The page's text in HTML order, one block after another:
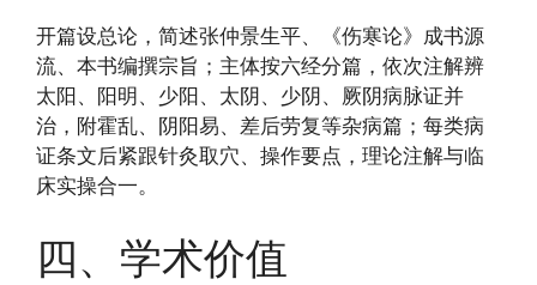
开篇设总论，简述张仲景生平、《伤寒论》成书源
流、本书编撰宗旨；主体按六经分篇，依次注解辨
太阳、阳明、少阳、太阴、少阴、厥阴病脉证并
治，附霍乱、阴阳易、差后劳复等杂病篇；每类病
证条文后紧跟针灸取穴、操作要点，理论注解与临
床实操合一。
四、学术价值